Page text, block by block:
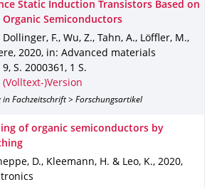
Static Induction Transistors Based on
Organic Semiconductors
Dollinger, F., Wu, Z., Tahn, A., Löffler, M.,
, 2020, in: Advanced materials
9, S. 2000361 , 1 S.
)Version
Fachzeitschrift > Forschungsartikel
of organic semiconductors by
D., Kleemann, H. & Leo, K., 2020,